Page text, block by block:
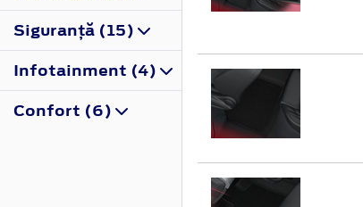
Siguranţă (15)
Infotainment (4)
Confort (6)